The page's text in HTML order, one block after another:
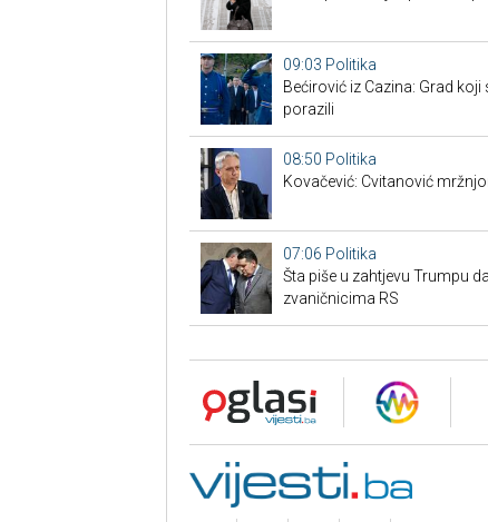
09:03 Politika
Bećirović iz Cazina: Grad
porazili
08:50 Politika
Kovačević: Cvitanović
07:06 Politika
Šta piše u zahtjevu Trumpu
zvaničnicima RS